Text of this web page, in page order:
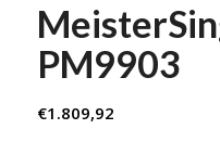
PM9903
€1.809,92